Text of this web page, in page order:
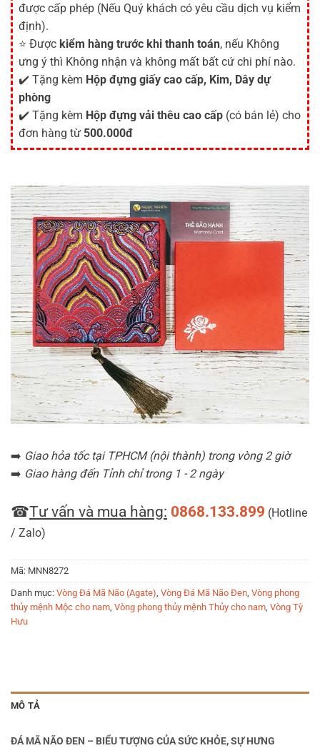
được cấp phép (Nếu Quý khách có yêu cầu dịch vụ kiểm
định).
⭐ Được kiểm hàng trước khi thanh toán, nếu Không
ưng ý thì Không nhận và không mất bất cứ chi phí nào.
✔️ Tặng kèm Hộp đựng giấy cao cấp, Kim, Dây dự
phòng
✔️ Tặng kèm Hộp đựng vải thêu cao cấp (có bán lẻ) cho
đơn hàng từ 500.000đ
➡️ Giao hỏa tốc tại TPHCM (nội thành) trong vòng 2 giờ
➡️ Giao hàng đến Tỉnh chỉ trong 1 - 2 ngày
☎Tư vấn và mua hàng: 0868.133.899 (Hotline
/ Zalo)
Mã: MNN8272
Danh mục: Vòng Đá Mã Não (Agate), Vòng Đá Mã Não Đen, Vòng phong
thủy mệnh Mộc cho nam, Vòng phong thủy mệnh Thủy cho nam, Vòng Tỳ
Hưu
MÔ TẢ
ĐÁ MÃ NÃO ĐEN – BIỂU TƯỢNG CỦA SỨC KHỎE, SỰ HƯNG